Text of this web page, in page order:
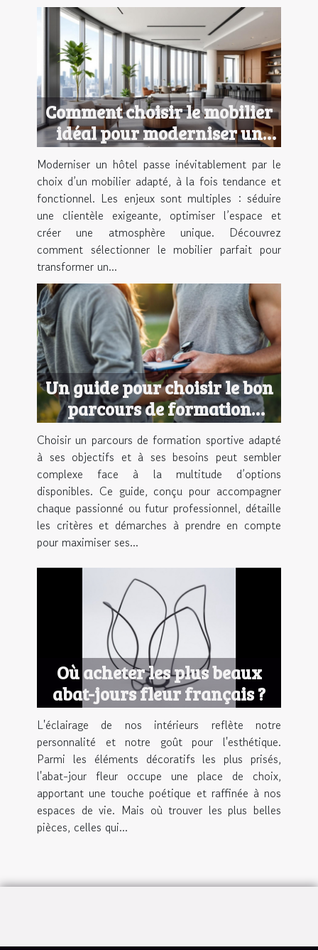
Comment choisir le mobilier
idéal pour moderniser un
hôtel ?
Moderniser un hôtel passe inévitablement par le
choix d’un mobilier adapté, à la fois tendance et
fonctionnel. Les enjeux sont multiples : séduire
une clientèle exigeante, optimiser l’espace et
créer une atmosphère unique. Découvrez
comment sélectionner le mobilier parfait pour
transformer un...
Un guide pour choisir le bon
parcours de formation
sportive
Choisir un parcours de formation sportive adapté
à ses objectifs et à ses besoins peut sembler
complexe face à la multitude d’options
disponibles. Ce guide, conçu pour accompagner
chaque passionné ou futur professionnel, détaille
les critères et démarches à prendre en compte
pour maximiser ses...
Où acheter les plus beaux
abat-jours fleur français ?
L'éclairage de nos intérieurs reflète notre
personnalité et notre goût pour l'esthétique.
Parmi les éléments décoratifs les plus prisés,
l'abat-jour fleur occupe une place de choix,
apportant une touche poétique et raffinée à nos
espaces de vie. Mais où trouver les plus belles
pièces, celles qui...